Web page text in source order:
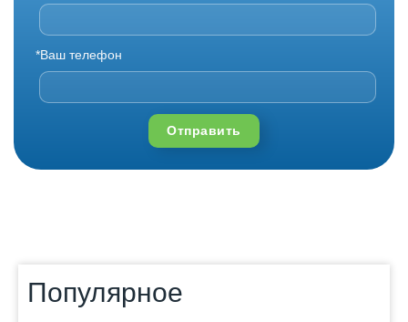
*Ваш телефон
Отправить
Популярное